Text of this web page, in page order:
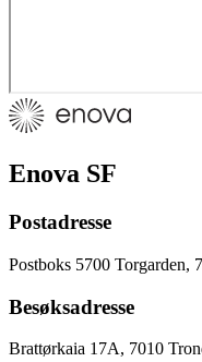
Enova SF
Postadresse
Postboks 5700 Torgarden,
Besøksadresse
Brattørkaia 17A, 7010